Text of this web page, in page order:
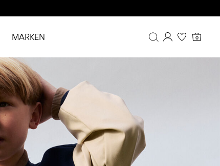
Profil
Wunschliste
ABMELDEN
0
MARKEN